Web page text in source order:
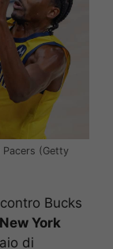
Pacers (Getty
Bucks
New York
di